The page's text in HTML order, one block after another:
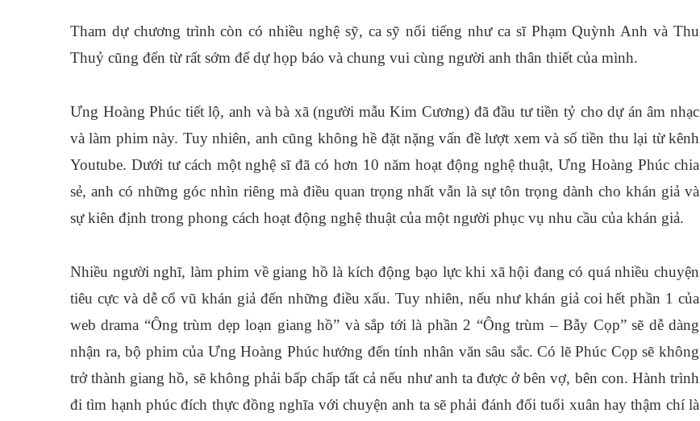
Tham dự chương trình còn có nhiều nghệ sỹ, ca sỹ nổi tiếng như ca sĩ Phạm Quỳnh Anh và Thu
Thuỷ cũng đến từ rất sớm để dự họp báo và chung vui cùng người anh thân thiết của mình.
Ưng Hoàng Phúc tiết lộ, anh và bà xã (người mẫu Kim Cương) đã đầu tư tiền tỷ cho dự án âm nhạc
và làm phim này. Tuy nhiên, anh cũng không hề đặt nặng vấn đề lượt xem và số tiền thu lại từ kênh
Youtube. Dưới tư cách một nghệ sĩ đã có hơn 10 năm hoạt động nghệ thuật, Ưng Hoàng Phúc chia
sẻ, anh có những góc nhìn riêng mà điều quan trọng nhất vẫn là sự tôn trọng dành cho khán giả và
sự kiên định trong phong cách hoạt động nghệ thuật của một người phục vụ nhu cầu của khán giả.
Nhiều người nghĩ, làm phim về giang hồ là kích động bạo lực khi xã hội đang có quá nhiều chuyện
tiêu cực và dễ cổ vũ khán giả đến những điều xấu. Tuy nhiên, nếu như khán giả coi hết phần 1 của
web drama “Ông trùm dẹp loạn giang hồ” và sắp tới là phần 2 “Ông trùm – Bẫy Cọp” sẽ dễ dàng
nhận ra, bộ phim của Ưng Hoàng Phúc hướng đến tính nhân văn sâu sắc. Có lẽ Phúc Cọp sẽ không
trở thành giang hồ, sẽ không phải bấp chấp tất cả nếu như anh ta được ở bên vợ, bên con. Hành trình
đi tìm hạnh phúc đích thực đồng nghĩa với chuyện anh ta sẽ phải đánh đổi tuổi xuân hay thậm chí là